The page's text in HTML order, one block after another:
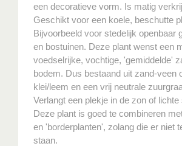
een decoratieve vorm. Is matig
Geschikt voor een koele, beschutte
Bijvoorbeeld voor stedelijk openbaar
en bostuinen. Deze plant wenst een
voedselrijke, vochtige, 'gemiddelde'
bodem. Dus bestaand uit zand-veen
klei/leem en een vrij neutrale
Verlangt een plekje in de zon of lichte
Deze plant is goed te combineren
en 'borderplanten', zolang die er niet
staan.